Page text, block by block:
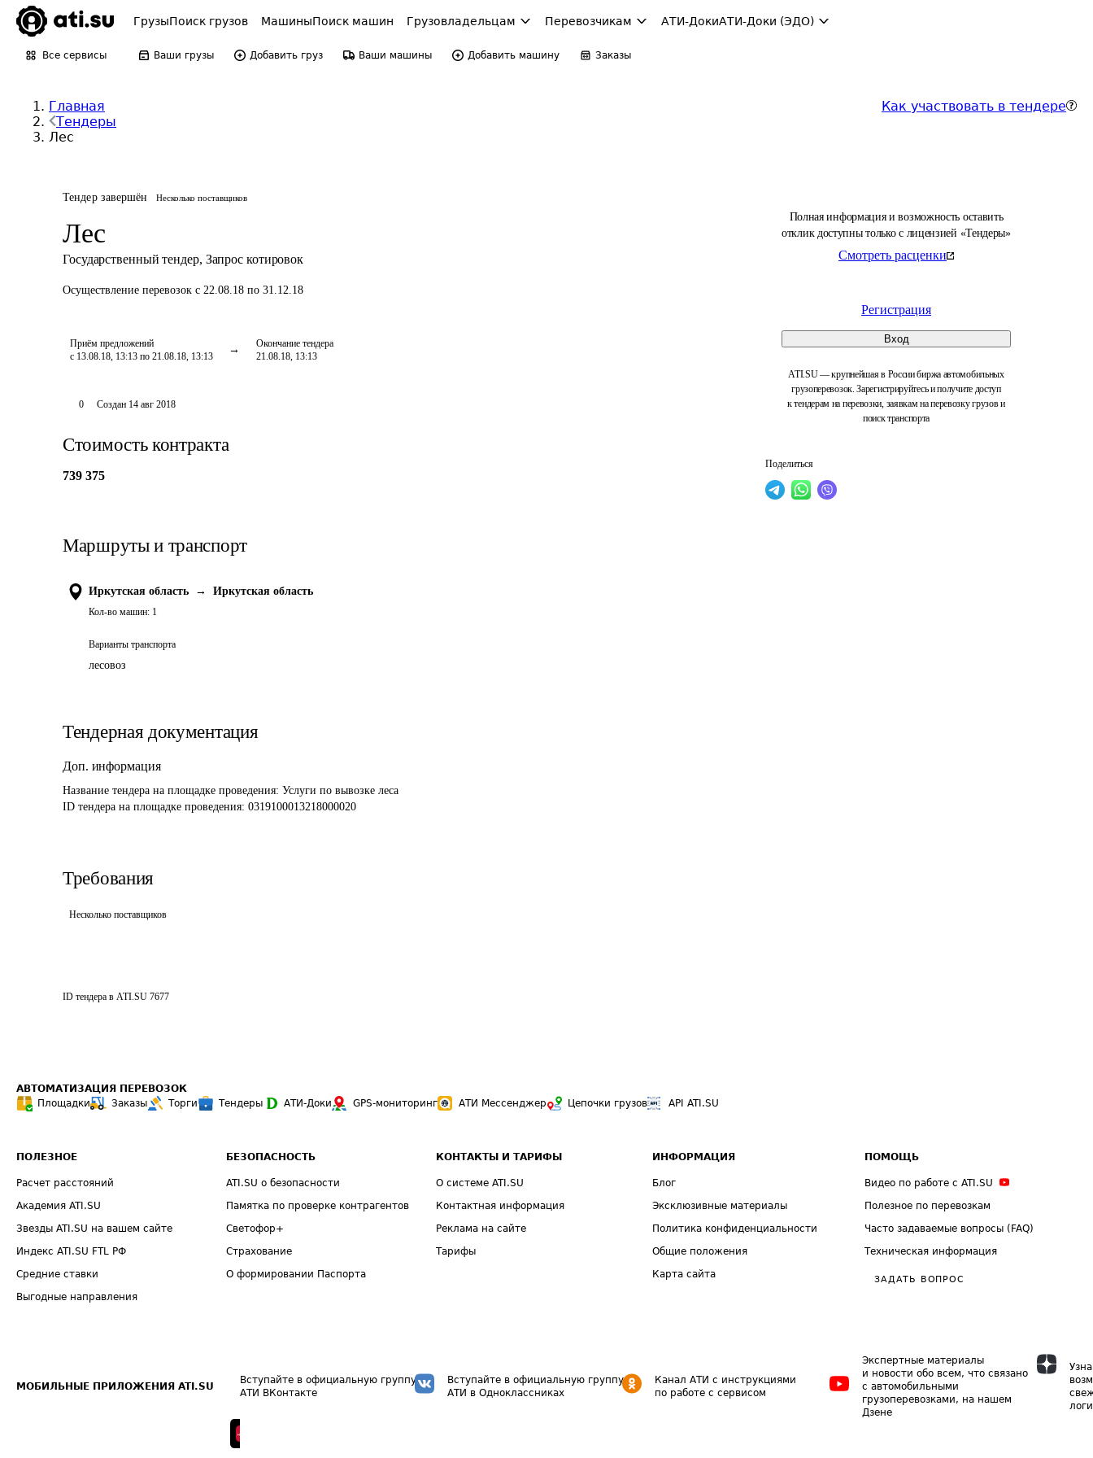
ГрузыПоиск грузов МашиныПоиск машин Грузовладельцам Перевозчикам АТИ-ДокиАТИ-Доки (ЭДО)
Все сервисы Ваши грузы Добавить груз Ваши машины Добавить машину Заказы
Главная
Тендеры
Лес
Как участвовать в тендере
Тендер завершён Несколько поставщиков
Лес
Государственный тендер, Запрос котировок
Осуществление перевозок с 22.08.18 по 31.12.18
Приём предложений
с 13.08.18, 13:13 по 21.08.18, 13:13
Окончание тендера
21.08.18, 13:13
Полная информация и возможность оставить
отклик доступны только с лицензией «Тендеры»
Смотреть расценки
Регистрация
Вход
ATI.SU — крупнейшая в России биржа автомобильных
грузоперевозок. Зарегистрируйтесь и получите доступ
к тендерам на перевозки, заявкам на перевозку грузов и
поиск транспорта
Поделиться
0 Создан 14 авг 2018
Стоимость контракта
739 375
Маршруты и транспорт
Иркутская область → Иркутская область
Кол-во машин: 1
Варианты транспорта
лесовоз
Тендерная документация
Доп. информация
Название тендера на площадке проведения: Услуги по вывозке леса
ID тендера на площадке проведения: 0319100013218000020
Требования
Несколько поставщиков
ID тендера в ATI.SU 7677
АВТОМАТИЗАЦИЯ ПЕРЕВОЗОК
Площадки
Заказы Торги Тендеры АТИ-Доки GPS-мониторинг АТИ Мессенджер Цепочки грузов API ATI.SU
ПОЛЕЗНОЕ
Расчет расстояний
Академия ATI.SU
Звезды ATI.SU на вашем сайте
Индекс ATI.SU FTL РФ
Средние ставки
Выгодные направления
БЕЗОПАСНОСТЬ
ATI.SU о безопасности
Памятка по проверке контрагентов
Светофор+
Страхование
О формировании Паспорта
КОНТАКТЫ И ТАРИФЫ
О системе ATI.SU
Контактная информация
Реклама на сайте
Тарифы
ИНФОРМАЦИЯ
Блог
Эксклюзивные материалы
Политика конфиденциальности
Общие положения
Карта сайта
ПОМОЩЬ
Видео по работе с ATI.SU
Полезное по перевозкам
Часто задаваемые вопросы (FAQ)
Техническая информация
ЗАДАТЬ ВОПРОС
МОБИЛЬНЫЕ ПРИЛОЖЕНИЯ ATI.SU
Вступайте в официальную группу
АТИ ВКонтакте
Вступайте в официальную группу
АТИ в Одноклассниках
Канал АТИ с инструкциями
по работе с сервисом
Экспертные материалы
и новости обо всем, что связано
с автомобильными
грузоперевозками, на нашем
Дзене